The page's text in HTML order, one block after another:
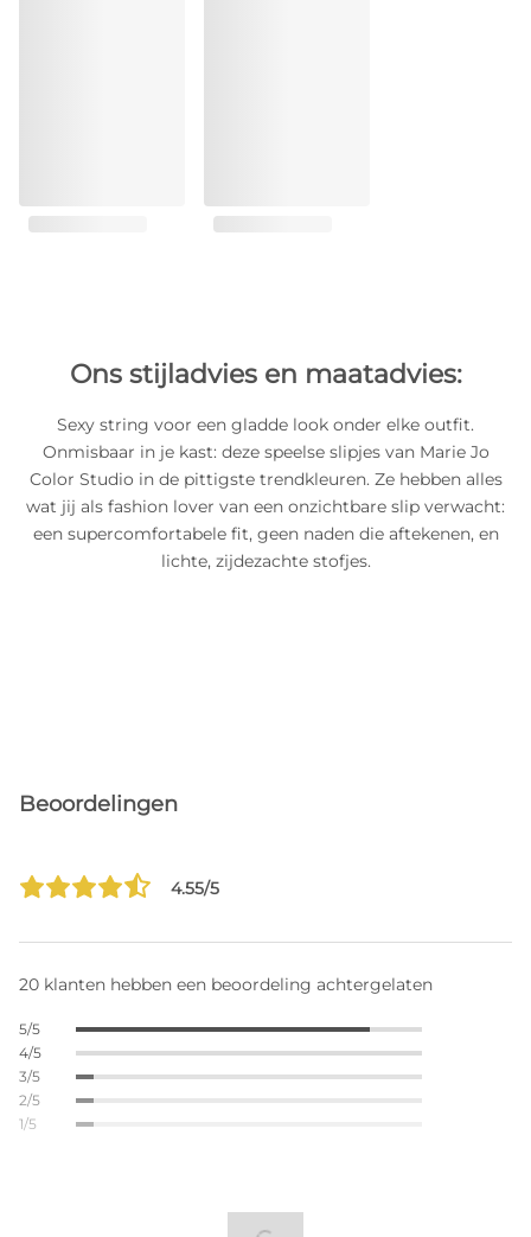
Ons stijladvies en maatadvies:
Sexy string voor een gladde look onder elke outfit.
Onmisbaar in je kast: deze speelse slipjes van Marie Jo
Color Studio in de pittigste trendkleuren. Ze hebben alles
wat jij als fashion lover van een onzichtbare slip verwacht:
een supercomfortabele fit, geen naden die aftekenen, en
lichte, zijdezachte stofjes.
Beoordelingen
4.55/5
20 klanten hebben een beoordeling achtergelaten
5/5
4/5
3/5
2/5
1/5